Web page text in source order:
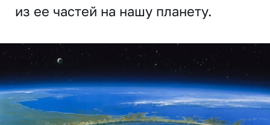
из ее частей на нашу планету.